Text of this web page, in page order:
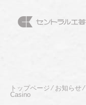
トップページ⁄ お知らせ⁄
Casino